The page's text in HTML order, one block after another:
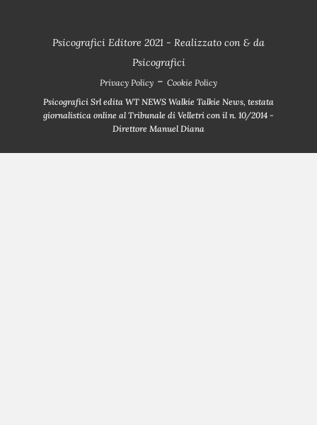
Psicografici Editore 2021 - Realizzato con & da
Psicografici
Privacy Policy - Cookie Policy
Psicografici Srl edita WT NEWS Walkie Talkie News, testata
giornalistica online al Tribunale di Velletri con il n. 10/2014 -
Direttore Manuel Diana